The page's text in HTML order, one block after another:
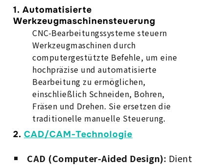
1.Automatisierte
Werkzeugmaschinensteuerung
CNC-Bearbeitungssysteme steuern
Werkzeugmaschinen durch
computergestützte Befehle, um eine
hochpräzise und automatisierte
Bearbeitung zu ermöglichen,
einschließlich Schneiden, Bohren,
Fräsen und Drehen. Sie ersetzen die
traditionelle manuelle Steuerung.
2.CAD/CAM-Technologie
CAD (Computer-Aided Design): Dient